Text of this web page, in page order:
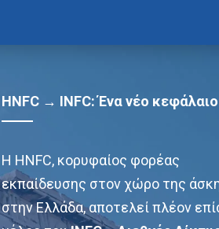
HNFC → INFC: Ένα νέο κεφάλαιο
Η HNFC, κορυφαίος φορέας
εκπαίδευσης στον χώρο της
στην Ελλάδα, αποτελεί πλέον